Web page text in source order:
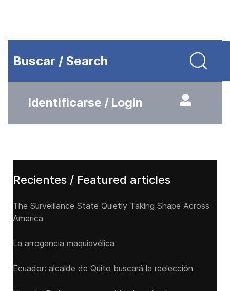
Buscar / Search
Identificarse / Login
Recientes / Featured articles
The Surveillance State Quietly Taking Shape Across
America
La arrogancia maquiavélica
Ecuador: alcalde de Quito buscará la reelección